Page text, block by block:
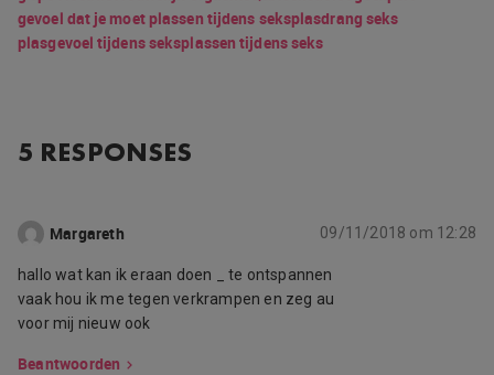
gevoel dat je moet plassen tijdens seksplasdrang seks
plasgevoel tijdens seksplassen tijdens seks
5 RESPONSES
Margareth 09/11/2018 om 12:28
hallo wat kan ik eraan doen _ te ontspannen
vaak hou ik me tegen verkrampen en zeg au
voor mij nieuw ook
Beantwoorden